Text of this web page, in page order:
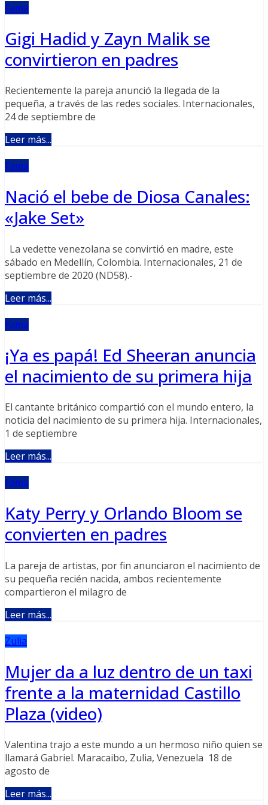
Fama
Gigi Hadid y Zayn Malik se
convirtieron en padres
Recientemente la pareja anunció la llegada de la
pequeña, a través de las redes sociales. Internacionales,
24 de septiembre de
Leer más...
Fama
Nació el bebe de Diosa Canales:
«Jake Set»
La vedette venezolana se convirtió en madre, este
sábado en Medellín, Colombia. Internacionales, 21 de
septiembre de 2020 (ND58).-
Leer más...
Fama
¡Ya es papá! Ed Sheeran anuncia
el nacimiento de su primera hija
El cantante británico compartió con el mundo entero, la
noticia del nacimiento de su primera hija. Internacionales,
1 de septiembre
Leer más...
Fama
Katy Perry y Orlando Bloom se
convierten en padres
La pareja de artistas, por fin anunciaron el nacimiento de
su pequeña recién nacida, ambos recientemente
compartieron el milagro de
Leer más...
Zulia
Mujer da a luz dentro de un taxi
frente a la maternidad Castillo
Plaza (video)
Valentina trajo a este mundo a un hermoso niño quien se
llamará Gabriel. Maracaibo, Zulia, Venezuela 18 de
agosto de
Leer más...